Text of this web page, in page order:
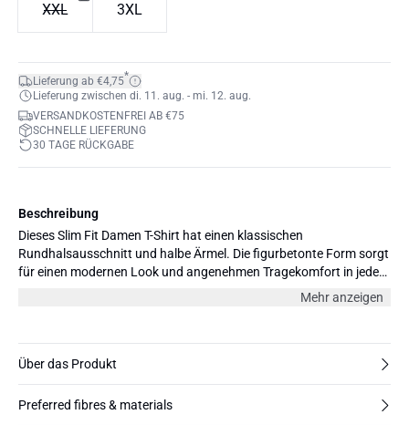
XXL 3XL
Lieferung ab €4,75*
Lieferung zwischen di. 11. aug. - mi. 12. aug.
VERSANDKOSTENFREI AB €75
SCHNELLE LIEFERUNG
30 TAGE RÜCKGABE
Beschreibung
Dieses Slim Fit Damen T-Shirt hat einen klassischen
Rundhalsausschnitt und halbe Ärmel. Die figurbetonte Form sorgt
für einen modernen Look und angenehmen Tragekomfort in jeder
Mehr anzeigen
Über das Produkt
Preferred fibres & materials